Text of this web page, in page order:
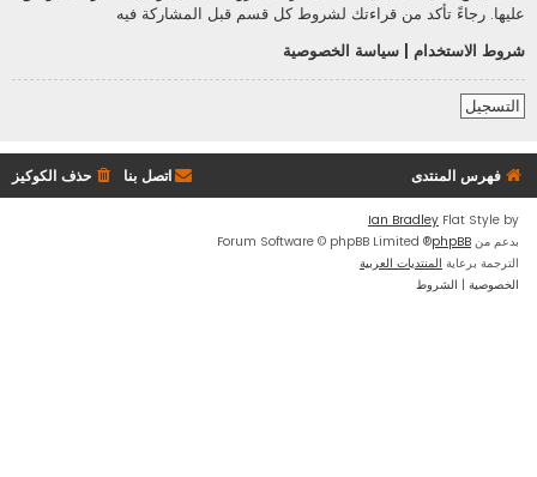
عليها. رجاءً تأكد من قراءتك لشروط كل قسم قبل المشاركة فيه
شروط الاستخدام
سياسة الخصوصية
التسجيل
فهرس المنتدى حذف الكوكيز اتصل بنا
Flat Style by
Ian Bradley
بدعم من phpBB
® Forum Software © phpBB Limited
الترجمة برعاية المنتديات العربية
الخصوصية | الشروط